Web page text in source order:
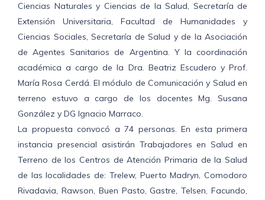
Ciencias Naturales y Ciencias de la Salud, Secretaría de
Extensión Universitaria, Facultad de Humanidades y
Ciencias Sociales, Secretaría de Salud y de la Asociación
de Agentes Sanitarios de Argentina. Y la coordinación
académica a cargo de la Dra. Beatriz Escudero y Prof.
María Rosa Cerdá. El módulo de Comunicación y Salud en
terreno estuvo a cargo de los docentes Mg. Susana
González y DG Ignacio Marraco.
La propuesta convocó a 74 personas. En esta primera
instancia presencial asistirán Trabajadores en Salud en
Terreno de los Centros de Atención Primaria de la Salud
de las localidades de: Trelew, Puerto Madryn, Comodoro
Rivadavia, Rawson, Buen Pasto, Gastre, Telsen, Facundo,